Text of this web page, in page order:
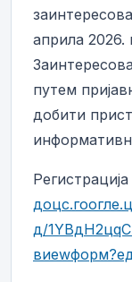
априла 2026.
путем
добити
д/